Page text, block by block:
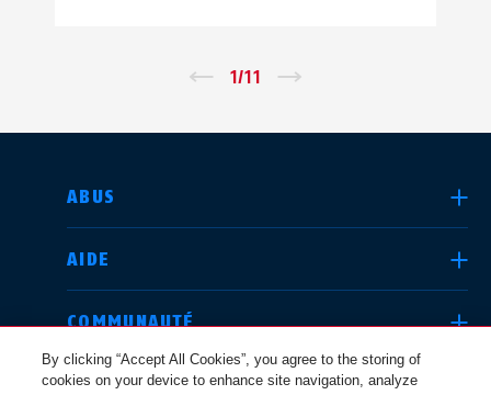
1/11
ABUS
AIDE
COMMUNAUTÉ
QUESTIONS JURIDIQUES
CHOISIR UN PAYS
Deutschland
By clicking “Accept All Cookies”, you agree to the storing of
cookies on your device to enhance site navigation, analyze